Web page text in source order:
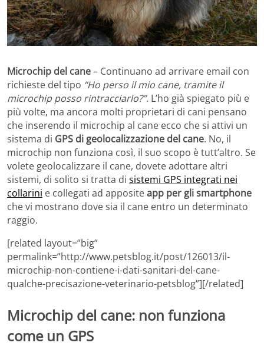
Microchip del cane– Continuano ad arrivare email con
richieste del tipo “Ho perso il mio cane, tramite il
microchip posso rintracciarlo?”. L’ho già spiegato più e
più volte, ma ancora molti proprietari di cani pensano
che inserendo il microchip al cane ecco che si attivi un
sistema di GPS di geolocalizzazione del cane. No, il
microchip non funziona così, il suo scopo è tutt’altro. Se
volete geolocalizzare il cane, dovete adottare altri
sistemi, di solito si tratta di sistemi GPS integrati nei
collarini e collegati ad appositeapp per gli smartphone
che vi mostrano dove sia il cane entro un determinato
raggio.
[related layout=”big”
permalink=”http://www.petsblog.it/post/126013/il-
microchip-non-contiene-i-dati-sanitari-del-cane-
qualche-precisazione-veterinario-petsblog”][/related]
Microchip del cane: non funziona
come un GPS